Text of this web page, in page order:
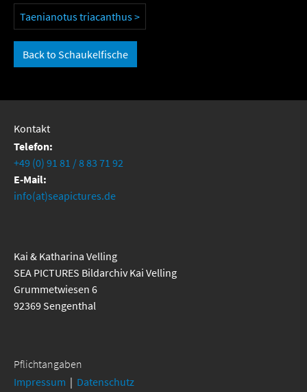
Taenianotus triacanthus >
Back to Schaukelfische
Kontakt
Telefon:
+49 (0) 91 81 / 8 83 71 92
E-Mail:
info(at)seapictures.de
Kai & Katharina Velling
SEA PICTURES Bildarchiv Kai Velling
Grummetwiesen 6
92369 Sengenthal
Pflichtangaben
Impressum | Datenschutz